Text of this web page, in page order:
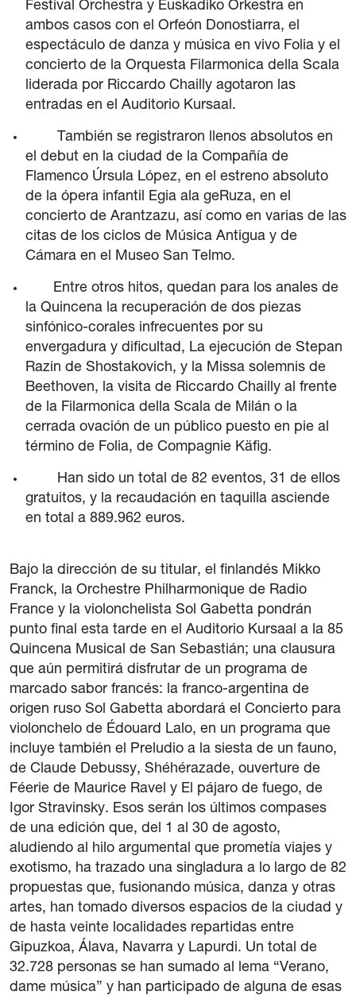
Sedes Habituales
Curso de Órgano
La Quincena Verde
Hazte Amigo
Amigos
Noticias
Contacto
Newsletter
Patrocinio
Transparencia
Contratación
Política lingüística
Política de cookies
Condiciones generales de compra de entradas
Canal de denuncias
Festival Orchestra y Euskadiko Orkestra en
ambos casos con el Orfeón Donostiarra, el
espectáculo de danza y música en vivo Folia y el
concierto de la Orquesta Filarmonica della Scala
liderada por Riccardo Chailly agotaron las
entradas en el Auditorio Kursaal.
También se registraron llenos absolutos en
el debut en la ciudad de la Compañía de
Flamenco Úrsula López, en el estreno absoluto
de la ópera infantil Egia ala geRuza, en el
concierto de Arantzazu, así como en varias de las
citas de los ciclos de Música Antigua y de
Cámara en el Museo San Telmo.
Entre otros hitos, quedan para los anales de
la Quincena la recuperación de dos piezas
sinfónico-corales infrecuentes por su
envergadura y dificultad, La ejecución de Stepan
Razin de Shostakovich, y la Missa solemnis de
Beethoven, la visita de Riccardo Chailly al frente
de la Filarmonica della Scala de Milán o la
cerrada ovación de un público puesto en pie al
término de Folia, de Compagnie Käfig.
Han sido un total de 82 eventos, 31 de ellos
gratuitos, y la recaudación en taquilla asciende
en total a 889.962 euros.
Bajo la dirección de su titular, el finlandés Mikko
Franck, la Orchestre Philharmonique de Radio
France y la violonchelista Sol Gabetta pondrán
punto final esta tarde en el Auditorio Kursaal a la 85
Quincena Musical de San Sebastián; una clausura
que aún permitirá disfrutar de un programa de
marcado sabor francés: la franco-argentina de
origen ruso Sol Gabetta abordará el Concierto para
violonchelo de Édouard Lalo, en un programa que
incluye también el Preludio a la siesta de un fauno,
de Claude Debussy, Shéhérazade, ouverture de
Féerie de Maurice Ravel y El pájaro de fuego, de
Igor Stravinsky. Esos serán los últimos compases
de una edición que, del 1 al 30 de agosto,
aludiendo al hilo argumental que prometía viajes y
exotismo, ha trazado una singladura a lo largo de 82
propuestas que, fusionando música, danza y otras
artes, han tomado diversos espacios de la ciudad y
de hasta veinte localidades repartidas entre
Gipuzkoa, Álava, Navarra y Lapurdi. Un total de
32.728 personas se han sumado al lema “Verano,
dame música” y han participado de alguna de esas